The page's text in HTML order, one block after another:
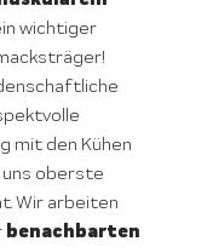
wichtiger
mit den Kühen
oberste
Wir arbeiten
benachbarten